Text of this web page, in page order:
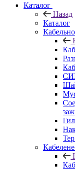
Каталог
Назад
Каталог